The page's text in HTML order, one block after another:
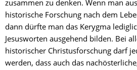
zusammen zu denken. Wenn man
historische Forschung nach dem
dann dürfte man das Kerygma
Jesusworten ausgehend bilden. Bei
historischer Christusforschung darf
werden, dass auch das